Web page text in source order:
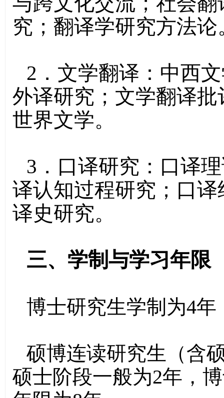
究；翻译学研究方法论
2．文学翻译：中西
外译研究；文学翻译
世界文学。
3．口译研究：口译
译认知过程研究；口
译史研究。
三、学制与学习年限
博士研究生学制为4
硕博连读研究生（含
硕士阶段一般为2年，